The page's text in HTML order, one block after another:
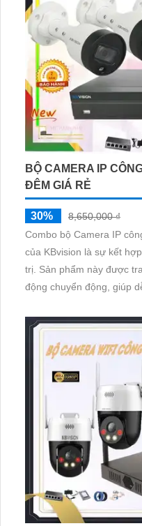
BỘ CAMERA IP
ĐÊM GIÁ RẺ
30%
8,650,000 ₫
Combo bộ Camera IP
của KBvision là sự kết
trị. Sản phẩm này được trang bị khả năng tích hợp báo
động chuyển động, giúp
Đặc biệt, sản phẩm này
bảo hiệu quả kinh tế cho